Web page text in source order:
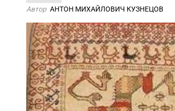
Автор АНТОН МИХАЙЛОВИЧ КУЗНЕЦОВ